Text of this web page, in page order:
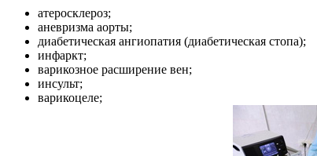
атеросклероз;
аневризма аорты;
диабетическая ангиопатия (диабетическая стопа);
инфаркт;
варикозное расширение вен;
инсульт;
варикоцеле;